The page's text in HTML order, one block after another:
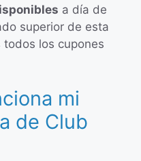
a día de
superior de esta
los cupones
mi
de Club